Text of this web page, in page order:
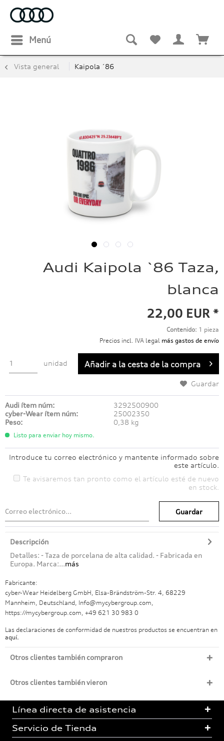
Menú
Vista general Kaipola ´86
Audi Kaipola `86 Taza,
blanca
22,00 EUR *
Contenido: 1 pieza
Precios incl. IVA legal más gastos de envío
unidad Añadir a la cesta de la compra
Guardar
Audi ítem núm:
3292500900
cyber-Wear ítem núm:
25002350
Peso:
0,38 kg
Listo para enviar hoy mismo.
Introduce tu correo electrónico y mantente informado sobre
este artículo.
Te avisaremos tan pronto como el artículo esté de nuevo
en stock.
Guardar
Descripción
Detalles: - Taza de porcelana de alta calidad. - Fabricada en
Europa. Marca:...más
Fabricante:
cyber-Wear Heidelberg GmbH, Elsa-Brändström-Str. 4, 68229
Mannheim, Deutschland, Info@mycybergroup.com,
https://mycybergroup.com, +49 621 30 983 0
Las declaraciones de conformidad de nuestros productos se encuentran en
aquí.
Otros clientes también compraron
Otros clientes también vieron
Línea directa de asistencia
Servicio de Tienda